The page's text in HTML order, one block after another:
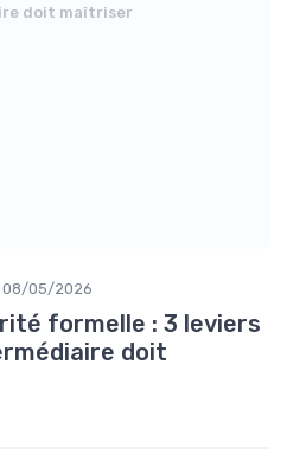
doit maîtriser
08/05/2026
formelle : 3 leviers
doit